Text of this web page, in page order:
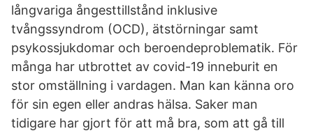
långvariga ångesttillstånd inklusive
tvångssyndrom (OCD), ätstörningar samt
psykossjukdomar och beroendeproblematik. För
många har utbrottet av covid-19 inneburit en
stor omställning i vardagen. Man kan känna oro
för sin egen eller andras hälsa. Saker man
tidigare har gjort för att må bra, som att gå till